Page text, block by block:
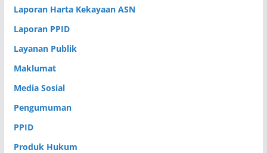
Laporan Harta Kekayaan ASN
Laporan PPID
Layanan Publik
Maklumat
Media Sosial
Pengumuman
PPID
Produk Hukum